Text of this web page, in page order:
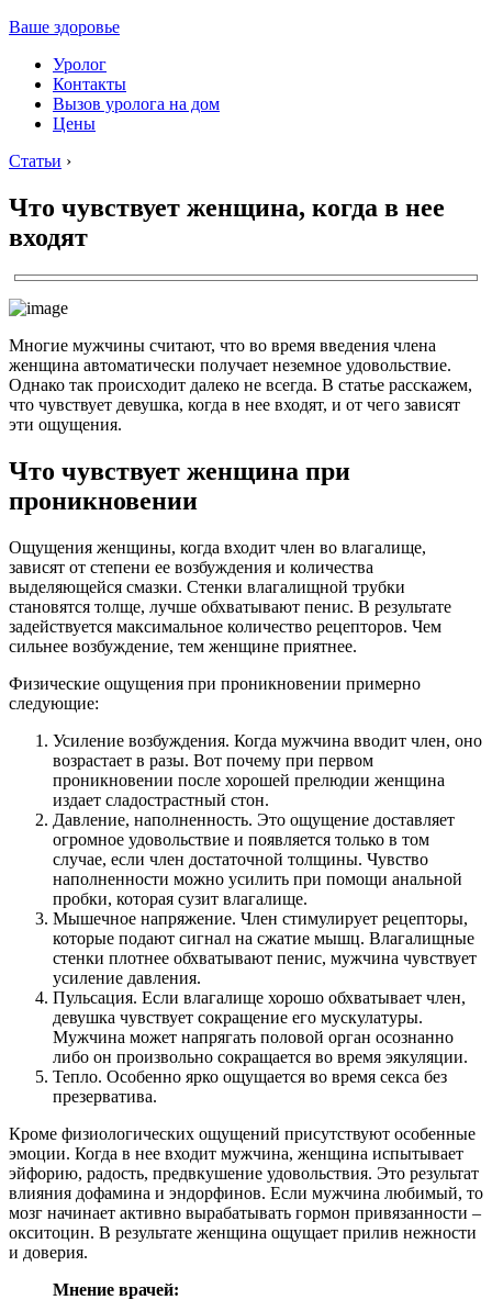
Ваше здоровье
Уролог
Контакты
Вызов уролога на дом
Цены
Статьи ›
Что чувствует женщина, когда в нее
входят
Многие мужчины считают, что во время введения члена
женщина автоматически получает неземное удовольствие.
Однако так происходит далеко не всегда. В статье расскажем,
что чувствует девушка, когда в нее входят, и от чего зависят
эти ощущения.
Что чувствует женщина при
проникновении
Ощущения женщины, когда входит член во влагалище,
зависят от степени ее возбуждения и количества
выделяющейся смазки. Стенки влагалищной трубки
становятся толще, лучше обхватывают пенис. В результате
задействуется максимальное количество рецепторов. Чем
сильнее возбуждение, тем женщине приятнее.
Физические ощущения при проникновении примерно
следующие:
Усиление возбуждения. Когда мужчина вводит член, оно
возрастает в разы. Вот почему при первом
проникновении после хорошей прелюдии женщина
издает сладострастный стон.
Давление, наполненность. Это ощущение доставляет
огромное удовольствие и появляется только в том
случае, если член достаточной толщины. Чувство
наполненности можно усилить при помощи анальной
пробки, которая сузит влагалище.
Мышечное напряжение. Член стимулирует рецепторы,
которые подают сигнал на сжатие мышц. Влагалищные
стенки плотнее обхватывают пенис, мужчина чувствует
усиление давления.
Пульсация. Если влагалище хорошо обхватывает член,
девушка чувствует сокращение его мускулатуры.
Мужчина может напрягать половой орган осознанно
либо он произвольно сокращается во время эякуляции.
Тепло. Особенно ярко ощущается во время секса без
презерватива.
Кроме физиологических ощущений присутствуют особенные
эмоции. Когда в нее входит мужчина, женщина испытывает
эйфорию, радость, предвкушение удовольствия. Это результат
влияния дофамина и эндорфинов. Если мужчина любимый, то
мозг начинает активно вырабатывать гормон привязанности –
окситоцин. В результате женщина ощущает прилив нежности
и доверия.
Мнение врачей: